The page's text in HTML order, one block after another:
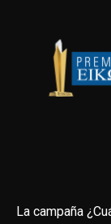
contenido
La campaña